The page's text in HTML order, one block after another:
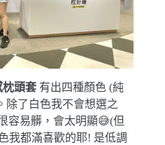
枕頭套 有出四種顏色 (純
除了白色我不會想選之
容易髒，會太明顯😅(但
我都滿喜歡的耶! 是低調